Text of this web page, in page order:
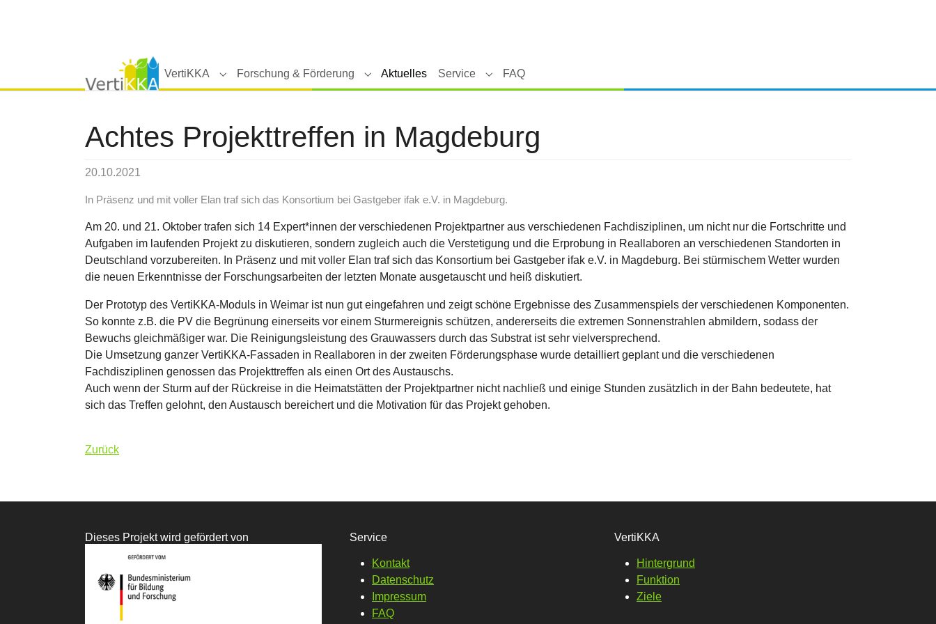
Zum Hauptinhalt springen
VertiKKA
Submenu for "VertiKKA"
Forschung & Förderung
Submenu for "Forschung & Förderung"
Aktuelles Service
Submenu for "Service"
FAQ
Achtes Projekttreffen in Magdeburg
20.10.2021
In Präsenz und mit voller Elan traf sich das Konsortium bei Gastgeber ifak e.V. in Magdeburg.
Am 20. und 21. Oktober trafen sich 14 Expert*innen der verschiedenen Projektpartner aus verschiedenen Fachdisziplinen, um nicht nur die Fortschritte und
Aufgaben im laufenden Projekt zu diskutieren, sondern zugleich auch die Verstetigung und die Erprobung in Reallaboren an verschiedenen Standorten in
Deutschland vorzubereiten. In Präsenz und mit voller Elan traf sich das Konsortium bei Gastgeber ifak e.V. in Magdeburg. Bei stürmischem Wetter wurden
die neuen Erkenntnisse der Forschungsarbeiten der letzten Monate ausgetauscht und heiß diskutiert.
Der Prototyp des VertiKKA-Moduls in Weimar ist nun gut eingefahren und zeigt schöne Ergebnisse des Zusammenspiels der verschiedenen Komponenten.
So konnte z.B. die PV die Begrünung einerseits vor einem Sturmereignis schützen, andererseits die extremen Sonnenstrahlen abmildern, sodass der
Bewuchs gleichmäßiger war. Die Reinigungsleistung des Grauwassers durch das Substrat ist sehr vielversprechend.
Die Umsetzung ganzer VertiKKA-Fassaden in Reallaboren in der zweiten Förderungsphase wurde detailliert geplant und die verschiedenen
Fachdisziplinen genossen das Projekttreffen als einen Ort des Austauschs.
Auch wenn der Sturm auf der Rückreise in die Heimatstätten der Projektpartner nicht nachließ und einige Stunden zusätzlich in der Bahn bedeutete, hat
sich das Treffen gelohnt, den Austausch bereichert und die Motivation für das Projekt gehoben.
Zurück
Dieses Projekt wird gefördert von Service
Kontakt
Datenschutz
Impressum
FAQ
VertiKKA
Hintergrund
Funktion
Ziele